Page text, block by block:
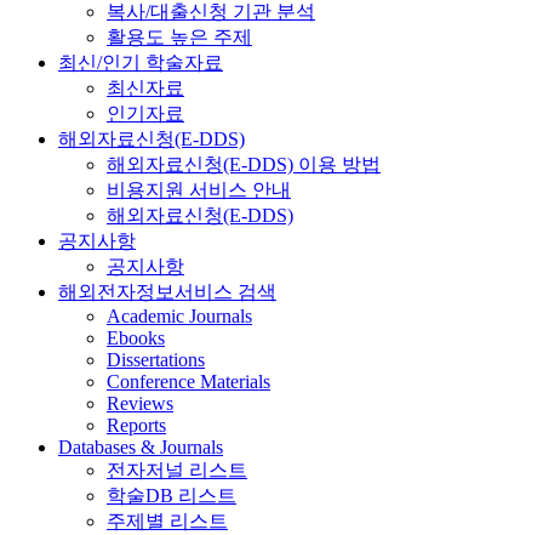
복사/대출신청 기관 분석
활용도 높은 주제
최신/인기 학술자료
최신자료
인기자료
해외자료신청(E-DDS)
해외자료신청(E-DDS) 이용 방법
비용지원 서비스 안내
해외자료신청(E-DDS)
공지사항
공지사항
해외전자정보서비스 검색
Academic Journals
Ebooks
Dissertations
Conference Materials
Reviews
Reports
Databases & Journals
전자저널 리스트
학술DB 리스트
주제별 리스트